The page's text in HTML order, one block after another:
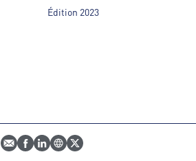
Édition 2023
E-mailProfil Facebook
Profil LinkedIn
Site webProfil Twitter